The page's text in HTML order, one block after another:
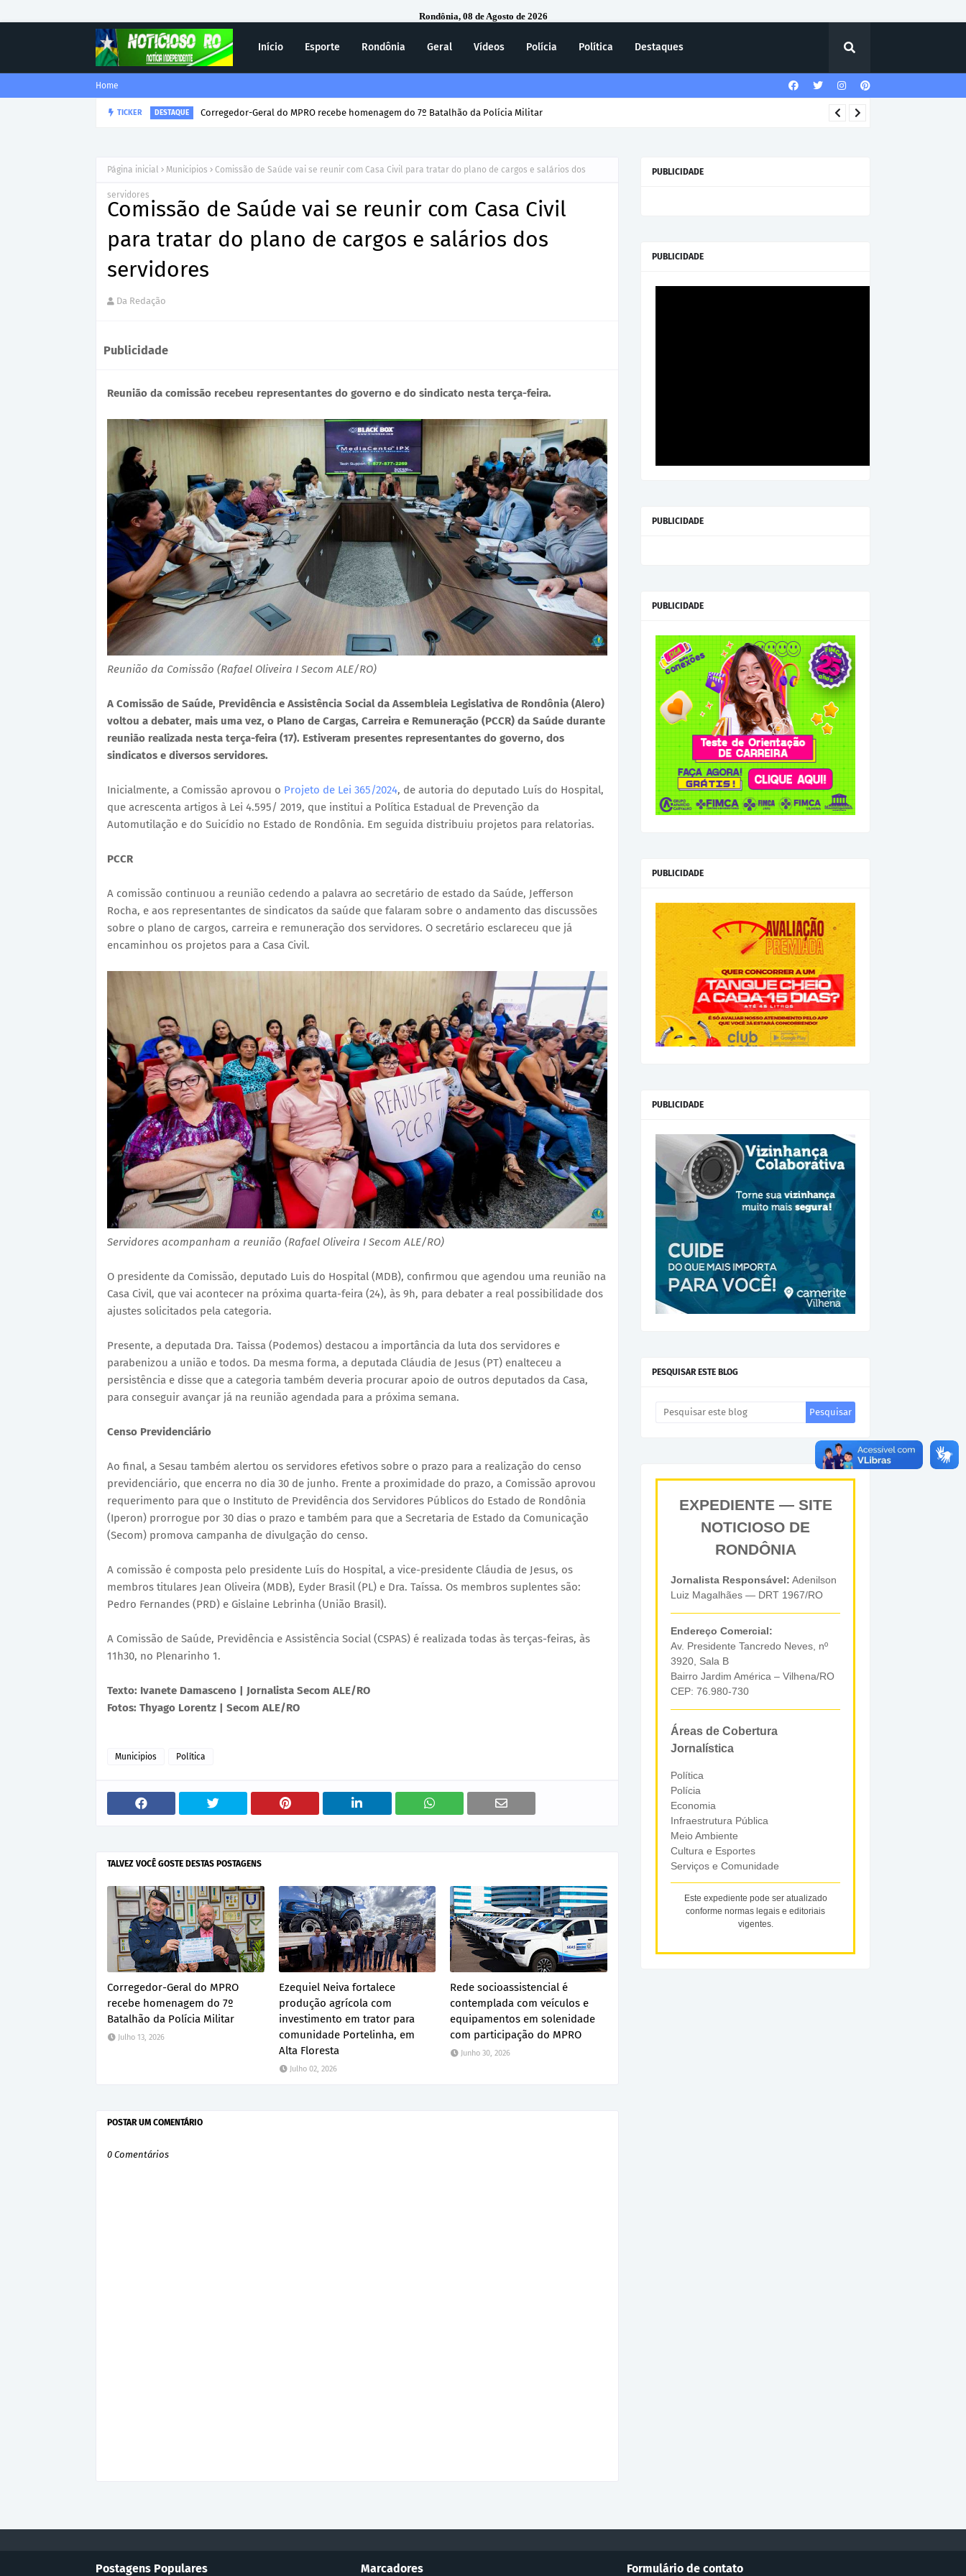
Rondônia, 08 de Agosto de 2026
Início Esporte Rondônia Geral Vídeos Polícia Política Destaques
Home
TICKER DESTAQUE Corregedor-Geral do MPRO recebe homenagem do 7º Batalhão da Polícia Militar
Página inicial Municipios Comissão de Saúde vai se reunir com Casa Civil para tratar do plano de cargos e salários dos
servidores
Comissão de Saúde vai se reunir com Casa Civil
para tratar do plano de cargos e salários dos
servidores
Da Redação
Publicidade
Reunião da comissão recebeu representantes do governo e do sindicato nesta terça-feira.
Reunião da Comissão (Rafael Oliveira I Secom ALE/RO)
A Comissão de Saúde, Previdência e Assistência Social da Assembleia Legislativa de Rondônia (Alero)
voltou a debater, mais uma vez, o Plano de Cargas, Carreira e Remuneração (PCCR) da Saúde durante
reunião realizada nesta terça-feira (17). Estiveram presentes representantes do governo, dos
sindicatos e diversos servidores.
Inicialmente, a Comissão aprovou o Projeto de Lei 365/2024, de autoria do deputado Luís do Hospital,
que acrescenta artigos à Lei 4.595/ 2019, que institui a Política Estadual de Prevenção da
Automutilação e do Suicídio no Estado de Rondônia. Em seguida distribuiu projetos para relatorias.
PCCR
A comissão continuou a reunião cedendo a palavra ao secretário de estado da Saúde, Jefferson
Rocha, e aos representantes de sindicatos da saúde que falaram sobre o andamento das discussões
sobre o plano de cargos, carreira e remuneração dos servidores. O secretário esclareceu que já
encaminhou os projetos para a Casa Civil.
Servidores acompanham a reunião (Rafael Oliveira I Secom ALE/RO)
O presidente da Comissão, deputado Luis do Hospital (MDB), confirmou que agendou uma reunião na
Casa Civil, que vai acontecer na próxima quarta-feira (24), às 9h, para debater a real possibilidade dos
ajustes solicitados pela categoria.
Presente, a deputada Dra. Taissa (Podemos) destacou a importância da luta dos servidores e
parabenizou a união e todos. Da mesma forma, a deputada Cláudia de Jesus (PT) enalteceu a
persistência e disse que a categoria também deveria procurar apoio de outros deputados da Casa,
para conseguir avançar já na reunião agendada para a próxima semana.
Censo Previdenciário
Ao final, a Sesau também alertou os servidores efetivos sobre o prazo para a realização do censo
previdenciário, que encerra no dia 30 de junho. Frente a proximidade do prazo, a Comissão aprovou
requerimento para que o Instituto de Previdência dos Servidores Públicos do Estado de Rondônia
(Iperon) prorrogue por 30 dias o prazo e também para que a Secretaria de Estado da Comunicação
(Secom) promova campanha de divulgação do censo.
A comissão é composta pelo presidente Luís do Hospital, a vice-presidente Cláudia de Jesus, os
membros titulares Jean Oliveira (MDB), Eyder Brasil (PL) e Dra. Taíssa. Os membros suplentes são:
Pedro Fernandes (PRD) e Gislaine Lebrinha (União Brasil).
A Comissão de Saúde, Previdência e Assistência Social (CSPAS) é realizada todas às terças-feiras, às
11h30, no Plenarinho 1.
Texto: Ivanete Damasceno | Jornalista Secom ALE/RO
Fotos: Thyago Lorentz | Secom ALE/RO
Municipios Política
TALVEZ VOCÊ GOSTE DESTAS POSTAGENS
Corregedor-Geral do MPRO
recebe homenagem do 7º
Batalhão da Polícia Militar
Julho 13, 2026
Ezequiel Neiva fortalece
produção agrícola com
investimento em trator para
comunidade Portelinha, em
Alta Floresta
Julho 02, 2026
Rede socioassistencial é
contemplada com veículos e
equipamentos em solenidade
com participação do MPRO
Junho 30, 2026
POSTAR UM COMENTÁRIO
0 Comentários
PUBLICIDADE
PUBLICIDADE
PUBLICIDADE
PUBLICIDADE
PUBLICIDADE
PUBLICIDADE
PESQUISAR ESTE BLOG
EXPEDIENTE — SITE
NOTICIOSO DE
RONDÔNIA
Jornalista Responsável: Adenilson
Luiz Magalhães — DRT 1967/RO
Endereço Comercial:
Av. Presidente Tancredo Neves, nº
3920, Sala B
Bairro Jardim América – Vilhena/RO
CEP: 76.980-730
Áreas de Cobertura
Jornalística
Política
Polícia
Economia
Infraestrutura Pública
Meio Ambiente
Cultura e Esportes
Serviços e Comunidade
Este expediente pode ser atualizado
conforme normas legais e editoriais
vigentes.
Postagens Populares Marcadores Formulário de contato